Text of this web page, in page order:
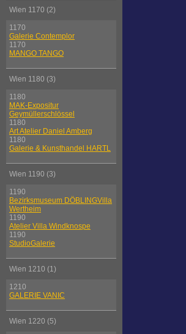
Wien 1170 (2)
1170
Galerie Contemplor
1170
MANGO TANGO
Wien 1180 (3)
1180
MAK-Expositur
Geymüllerschlössel
1180
Art Atelier Daniel Amberg
1180
Galerie & Kunsthandel HARTL
Wien 1190 (3)
1190
Bezirksmuseum DÖBLINGVilla
Wertheim
1190
Atelier Villa Windknospe
1190
StudioGalerie
Wien 1210 (1)
1210
GALERIE VANIC
Wien 1220 (5)